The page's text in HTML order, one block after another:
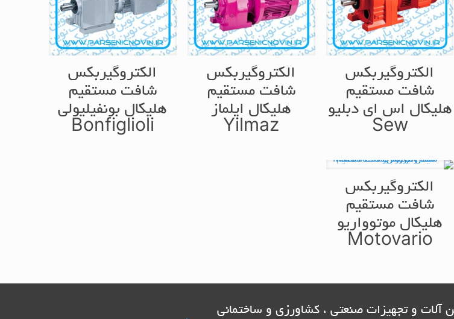
الکتروگیربکس
شافت مستقیم
هلیکال اس ای دبلیو
Sew
الکتروگیربکس
شافت مستقیم
هلیکال ایلماز
Yilmaz
الکتروگیربکس
شافت مستقیم
هلیکال بونفیلیولی
Bonfiglioli
الکتروگیربکس
شافت مستقیم
هلیکال موتوواریو
Motovario
آلات و تجهیزات صنعتی ، کشاورزی و ساختمانی